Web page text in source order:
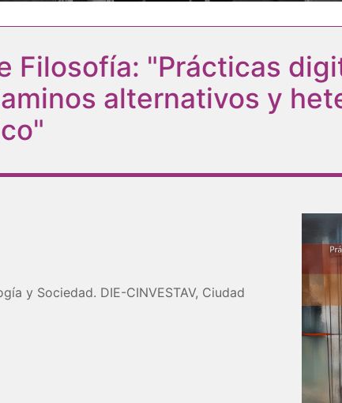
Filosofía: "Prácticas
alternativos y
y Sociedad. DIE-CINVESTAV, Ciudad